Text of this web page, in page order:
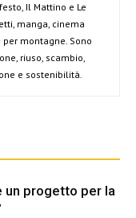
Il Mattino e Le
manga, cinema
montagne. Sono
riuso, scambio,
e sostenibilità.
un progetto per la